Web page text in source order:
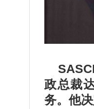
政总裁
务。他